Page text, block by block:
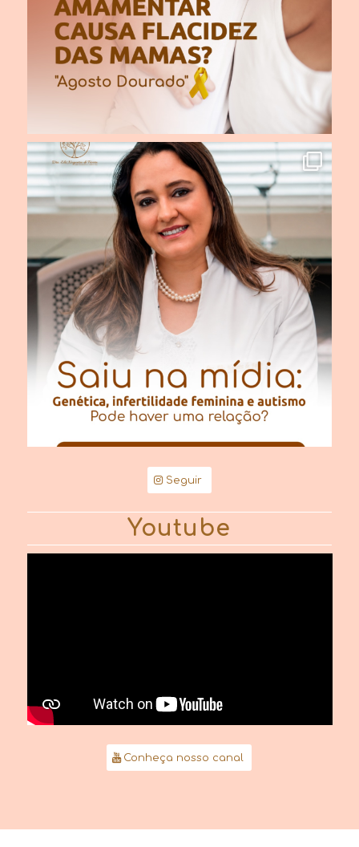
Seguir
Youtube
Conheça nosso canal